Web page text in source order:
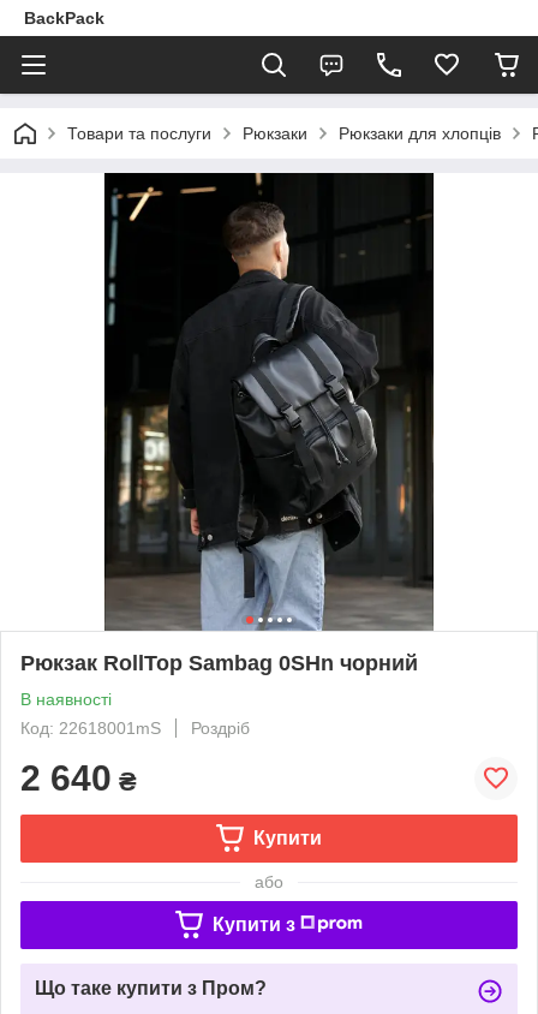
BackPack
Товари та послуги Рюкзаки Рюкзаки для хлопців
Рюкзак RollTop Sambag 0SHn чорний
В наявності
Код: 22618001mS
Роздріб
2 640 ₴
Купити
або
Купити з
Що таке купити з Пром?